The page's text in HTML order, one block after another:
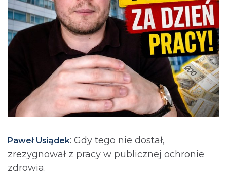
Paweł Usiądek: Gdy tego nie dostał,
zrezygnował z pracy w publicznej ochronie
zdrowia.